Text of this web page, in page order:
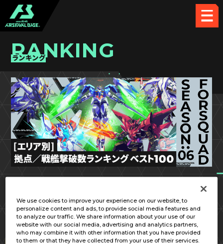
RANKING
ランキング
広島県
We use cookies to improve your experience on our website, to
personalize content and ads, to provide social media features and
to analyze our traffic. We share information about your use of our
website with our social media, advertising and analytics partners,
who may combine it with other information that you have provided
to them or that they have collected from your use of their services.